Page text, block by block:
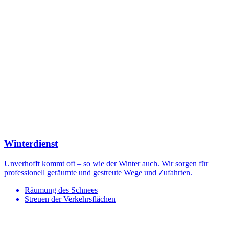
Winterdienst
Unverhofft kommt oft – so wie der Winter auch. Wir sorgen für
professionell geräumte und gestreute Wege und Zufahrten.
Räumung des Schnees
Streuen der Verkehrsflächen